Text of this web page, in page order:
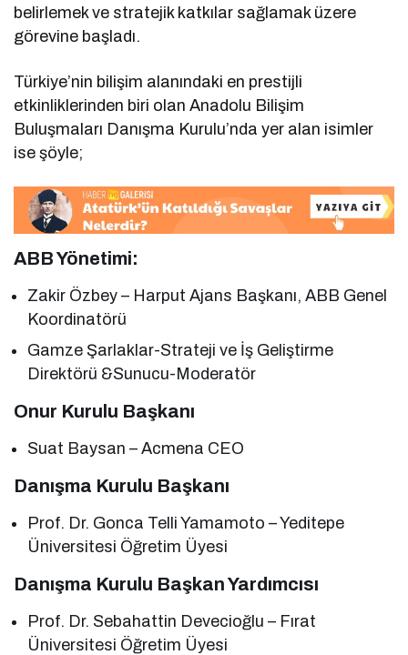
belirlemek ve stratejik katkılar sağlamak üzere
görevine başladı.
Türkiye’nin bilişim alanındaki en prestijli
etkinliklerinden biri olan Anadolu Bilişim
Buluşmaları Danışma Kurulu’nda yer alan isimler
ise şöyle;
ABB Yönetimi:
Zakir Özbey – Harput Ajans Başkanı, ABB Genel
Koordinatörü
Gamze Şarlaklar-Strateji ve İş Geliştirme
Direktörü &Sunucu-Moderatör
Onur Kurulu Başkanı
Suat Baysan – Acmena CEO
Danışma Kurulu Başkanı
Prof. Dr. Gonca Telli Yamamoto – Yeditepe
Üniversitesi Öğretim Üyesi
Danışma Kurulu Başkan Yardımcısı
Prof. Dr. Sebahattin Devecioğlu – Fırat
Üniversitesi Öğretim Üyesi